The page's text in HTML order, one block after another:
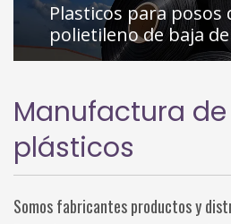
Plasticos para posos
polietileno de baja
Manufactura
plásticos
Somos fabricantes productos y